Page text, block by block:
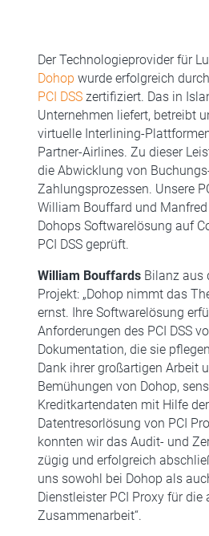
Der Technologieprovider für
Dohop wurde erfolgreich
PCI DSSzertifiziert. Das in
Unternehmen liefert, betreibt
virtuelle Interlining-
Partner-Airlines. Zu dieser
die Abwicklung von
Zahlungsprozessen. Unsere
William Bouffard und
Dohops Softwarelösung auf
PCI DSS geprüft.
William BouffardsBilanz aus
Projekt: „Dohop nimmt das
ernst. Ihre Softwarelösung
Anforderungen des PCI DSS
Dokumentation, die sie
Dank ihrer großartigen Arbeit
Bemühungen von Dohop,
Kreditkartendaten mit Hilfe
Datentresorlösung von PCI
konnten wir das Audit- und
zügig und erfolgreich
uns sowohl bei Dohop als
Dienstleister PCI Proxy für die
Zusammenarbeit“.